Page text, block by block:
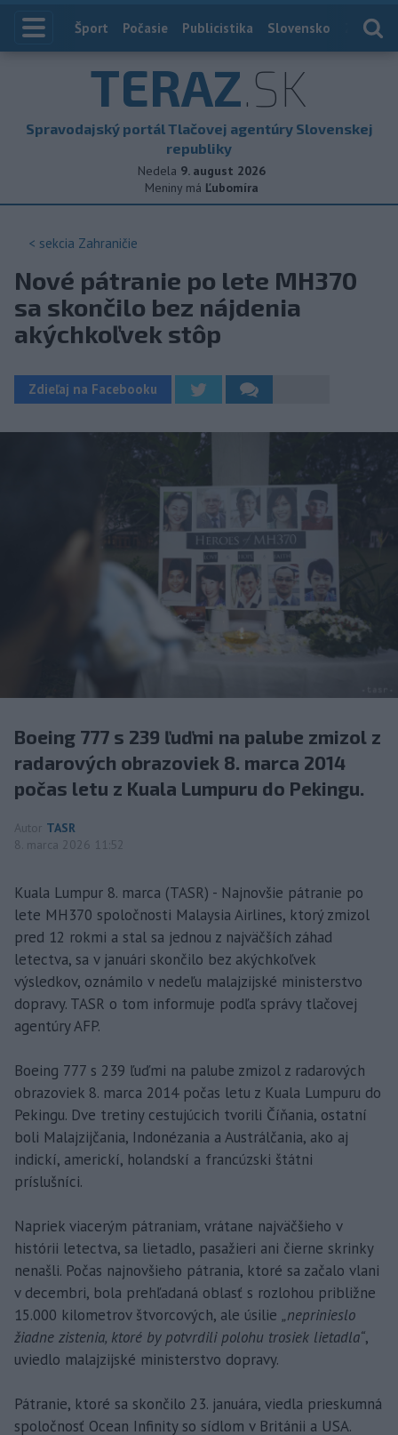
Index
Šport Počasie Publicistika Slovensko
TERAZ.SK
Spravodajský portál Tlačovej agentúry Slovenskej
republiky
Nedela 9. august 2026
Meniny má Ľubomíra
< sekcia Zahraničie
Nové pátranie po lete MH370
sa skončilo bez nájdenia
akýchkoľvek stôp
Zdieľaj na Facebooku
Boeing 777 s 239 ľuďmi na palube zmizol z
radarových obrazoviek 8. marca 2014
počas letu z Kuala Lumpuru do Pekingu.
Autor TASR
8. marca 2026 11:52
Kuala Lumpur 8. marca (TASR) - Najnovšie pátranie po
lete MH370 spoločnosti Malaysia Airlines, ktorý zmizol
pred 12 rokmi a stal sa jednou z najväčších záhad
letectva, sa v januári skončilo bez akýchkoľvek
výsledkov, oznámilo v nedeľu malajzijské ministerstvo
dopravy. TASR o tom informuje podľa správy tlačovej
agentúry AFP.
Boeing 777 s 239 ľuďmi na palube zmizol z radarových
obrazoviek 8. marca 2014 počas letu z Kuala Lumpuru do
Pekingu. Dve tretiny cestujúcich tvorili Číňania, ostatní
boli Malajzijčania, Indonézania a Austrálčania, ako aj
indickí, americkí, holandskí a francúzski štátni
príslušníci.
Napriek viacerým pátraniam, vrátane najväčšieho v
histórii letectva, sa lietadlo, pasažieri ani čierne skrinky
nenašli. Počas najnovšieho pátrania, ktoré sa začalo vlani
v decembri, bola prehľadaná oblasť s rozlohou približne
15.000 kilometrov štvorcových, ale úsilie „neprinieslo
žiadne zistenia, ktoré by potvrdili polohu trosiek lietadla“,
uviedlo malajzijské ministerstvo dopravy.
Pátranie, ktoré sa skončilo 23. januára, viedla prieskumná
spoločnosť Ocean Infinity so sídlom v Británii a USA.